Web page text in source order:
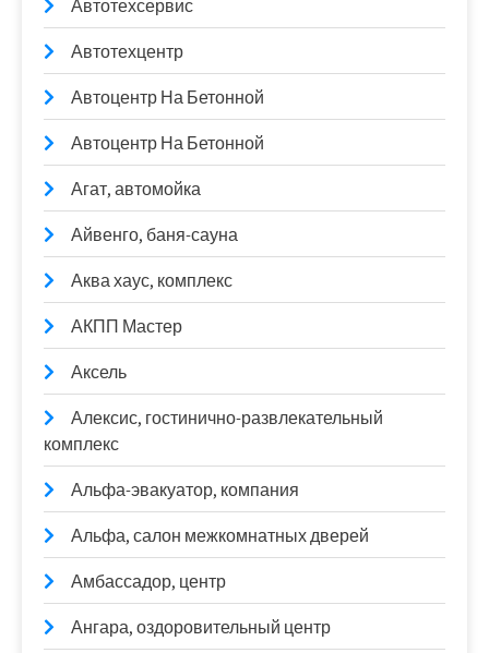
Автотехсервис
Автотехцентр
Автоцентр На Бетонной
Автоцентр На Бетонной
Агат, автомойка
Айвенго, баня-сауна
Аква хаус, комплекс
АКПП Мастер
Аксель
Алексис, гостинично-развлекательный
комплекс
Альфа-эвакуатор, компания
Альфа, салон межкомнатных дверей
Амбассадор, центр
Ангара, оздоровительный центр